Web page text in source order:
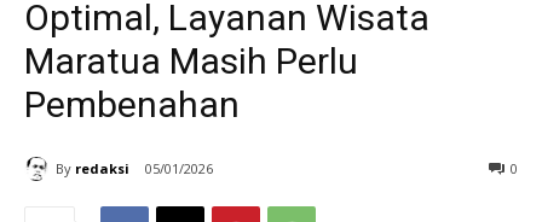
Optimal, Layanan Wisata
Maratua Masih Perlu
Pembenahan
By redaksi 05/01/2026 0